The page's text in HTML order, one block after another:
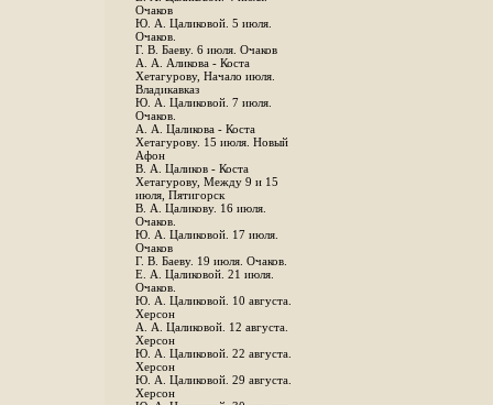
Очаков
Ю. А. Цаликовой. 5 июля.
Очаков.
Г. В. Баеву. 6 июля. Очаков
А. А. Аликова - Коста
Хетагурову, Начало июля.
Владикавказ
Ю. А. Цаликовой. 7 июля.
Очаков.
А. А. Цаликова - Коста
Хетагурову. 15 июля. Новый
Афон
В. А. Цаликов - Коста
Хетагурову, Между 9 и 15
июля, Пятигорск
В. А. Цаликову. 16 июля.
Очаков.
Ю. А. Цаликовой. 17 июля.
Очаков
Г. В. Баеву. 19 июля. Очаков.
Е. А. Цаликовой. 21 июля.
Очаков.
Ю. А. Цаликовой. 10 августа.
Херсон
А. А. Цаликовой. 12 августа.
Херсон
Ю. А. Цаликовой. 22 августа.
Херсон
Ю. А. Цаликовой. 29 августа.
Херсон